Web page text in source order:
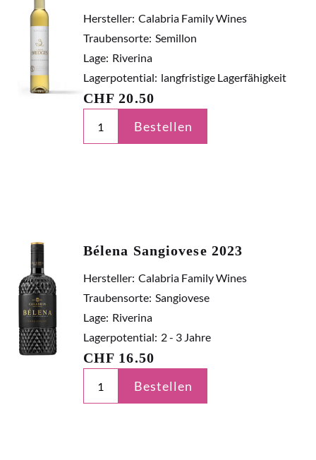
Hersteller: Calabria Family Wines
Traubensorte: Semillon
Lage: Riverina
Lagerpotential: langfristige Lagerfähigkeit
CHF20.50
Bestellen
Bélena Sangiovese 2023
Hersteller: Calabria Family Wines
Traubensorte: Sangiovese
Lage: Riverina
Lagerpotential: 2 - 3 Jahre
CHF 16.50
Bestellen